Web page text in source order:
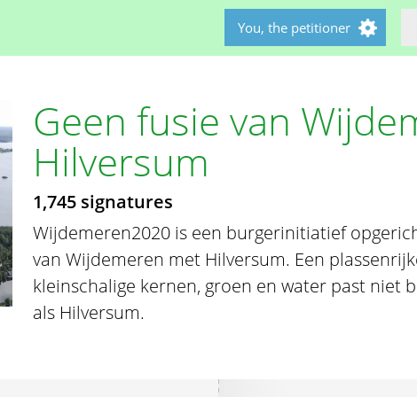
You, the petitioner
Geen fusie van
Hilversum
1,745 signatures
Wijdemeren2020 is een burgerinitiatief
van Wijdemeren met Hilversum. Een
kleinschalige kernen, groen en water past niet
als Hilversum.